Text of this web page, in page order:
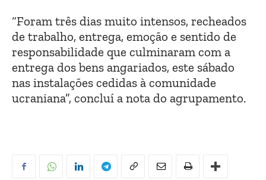
“Foram três dias muito intensos, recheados
de trabalho, entrega, emoção e sentido de
responsabilidade que culminaram com a
entrega dos bens angariados, este sábado
nas instalações cedidas à comunidade
ucraniana”, concluí a nota do agrupamento.